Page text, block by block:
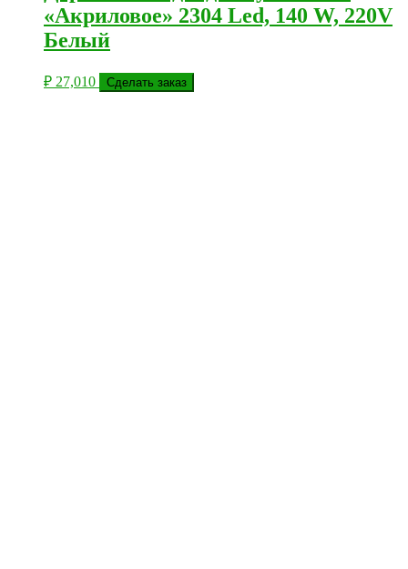
«Акриловое» 2304 Led, 140 W, 220V
Белый
₽ 27,010 Сделать заказ